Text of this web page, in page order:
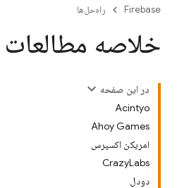
Firebase راه‌حل‌ها
خلاصه
در این صفحه
Acintyo
Ahoy Games
امریکن اکسپرس
CrazyLabs
دودل